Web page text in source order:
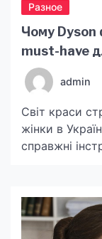
Разное
Чому Dyson
must-have
стиль і
admin
Світ краси
жінки в
справжні
як Dyson фен
(https://
для